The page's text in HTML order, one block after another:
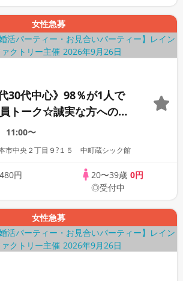
女性急募
30代中心》98％が1人で
トーク☆誠実な方への婚
11:00〜
市中央２丁目９?１５ 中町蔵シック館
円
20〜39歳 0円
◎受付中
女性急募